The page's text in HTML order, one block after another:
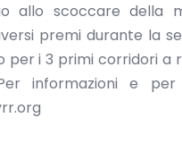
allo scoccare della
premi durante la
per i 3 primi corridori a
informazioni e per